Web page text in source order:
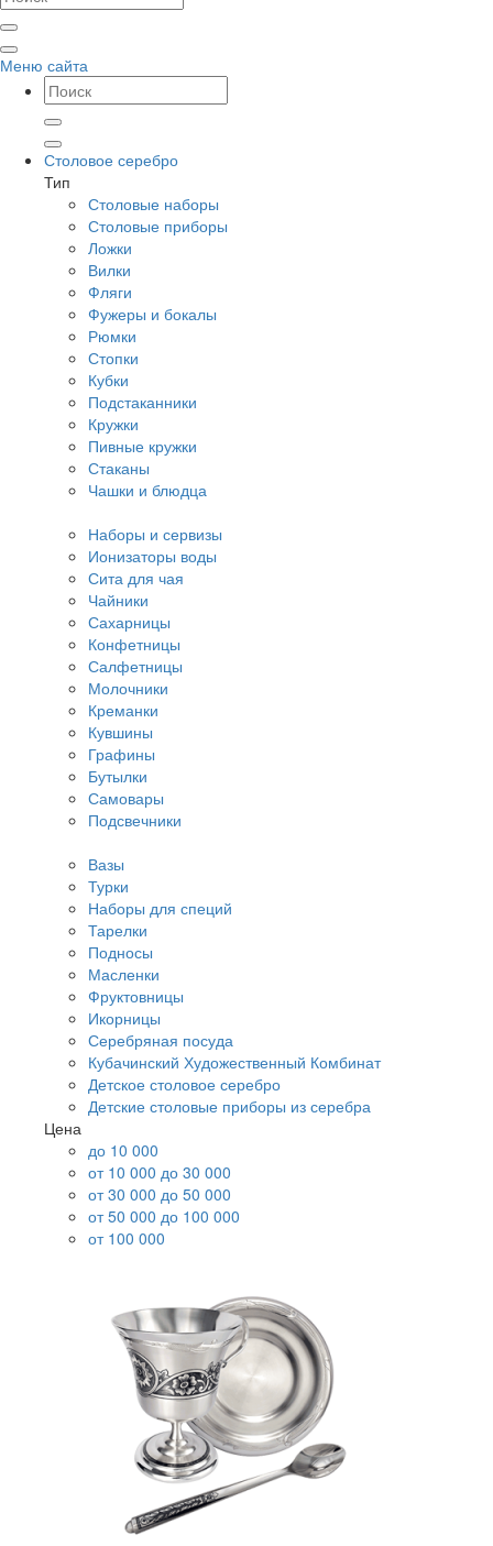
Меню сайта
Столовое серебро
Тип
Столовые наборы
Столовые приборы
Ложки
Вилки
Фляги
Фужеры и бокалы
Рюмки
Стопки
Кубки
Подстаканники
Кружки
Пивные кружки
Стаканы
Чашки и блюдца
Наборы и сервизы
Ионизаторы воды
Сита для чая
Чайники
Сахарницы
Конфетницы
Салфетницы
Молочники
Креманки
Кувшины
Графины
Бутылки
Самовары
Подсвечники
Вазы
Турки
Наборы для специй
Тарелки
Подносы
Масленки
Фруктовницы
Икорницы
Серебряная посуда
Кубачинский Художественный Комбинат
Детское столовое серебро
Детские столовые приборы из серебра
Цена
до 10 000
от 10 000 до 30 000
от 30 000 до 50 000
от 50 000 до 100 000
от 100 000